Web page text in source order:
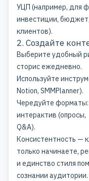
УЦП (например, для
инвестиции,
клиентов).
2. Создайте
Выберите удобный
сторис ежедневно.
Используйте
Notion, SMMPlanner).
Чередуйте форматы:
интерактив (опросы,
Q&A).
Консистентность —
только начинаете,
и единство стиля
сознании